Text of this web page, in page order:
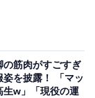
の筋肉がすごすぎ
姿を披露！ 「マッ
生w」「現役の運